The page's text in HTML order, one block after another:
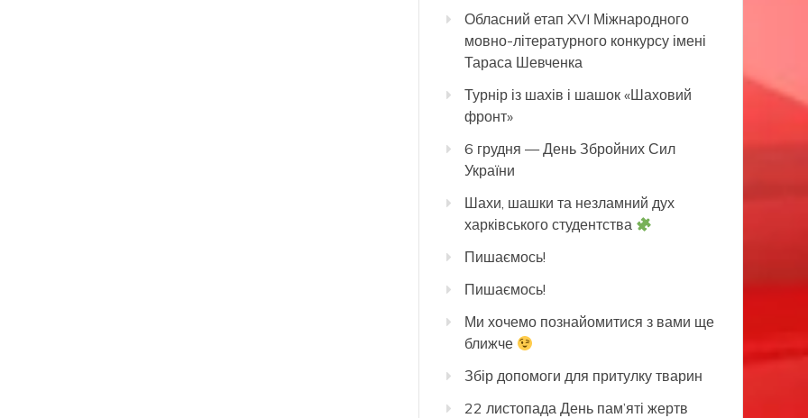
Обласний етап XVI Міжнародного
мовно-літературного конкурсу імені
Тараса Шевченка
Турнір із шахів і шашок «Шаховий
фронт»
6 грудня — День Збройних Сил
України
Шахи, шашки та незламний дух
харківського студентства
Пишаємось!
Пишаємось!
Ми хочемо познайомитися з вами ще
ближче
Збір допомоги для притулку тварин
22 листопада День пам’яті жертв